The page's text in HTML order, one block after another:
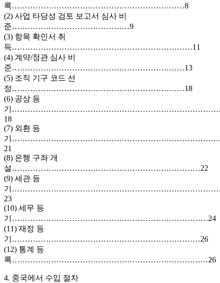
록…………………………………………………………8
(2) 사업 타당성 검토 보고서 심사 비
준………………………………………9
(3) 항목 확인서 취
득……………………………………………………………11
(4) 계약/정관 심사 비
준…………………………………………………………13
(5) 조직 기구 코드 선
정…………………………………………………………18
(6) 공상 등
기
18
(7) 외환 등
기
21
(8) 은행 구좌 개
설………………………………………………………………22
(9) 세관 등
기
23
(10) 세무 등
기…………………………………………………………………24
(11) 재정 등
기………………………………………………………………26
(12) 통계 등
록…………………………………………………………………26
4. 중국에서 수입 절차